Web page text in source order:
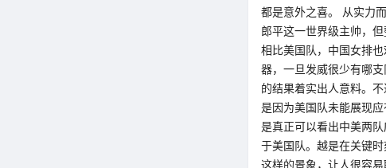
都是意外之喜。 从实力
郎平这一世界级主帅，
相比美国队，中国女排
器，一旦发威很少有哪
的结果着实出人意料。
是因为美国队未能展现
是真正可以看出中美两
于美国队。越是在关键
这样的景象，让人很容